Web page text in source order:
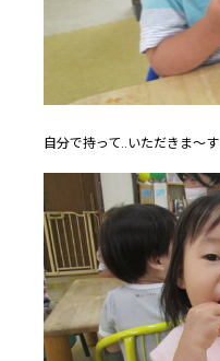
自分で持って..いただきま～す